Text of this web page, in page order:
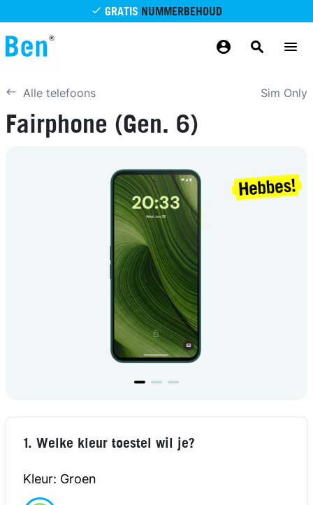
Overslaan en naar de inhoud gaan
GRATIS NUMMERBEHOUD
Alle telefoons Sim Only
Fairphone (Gen. 6)
1. Welke kleur toestel wil je?
Kleur: Groen